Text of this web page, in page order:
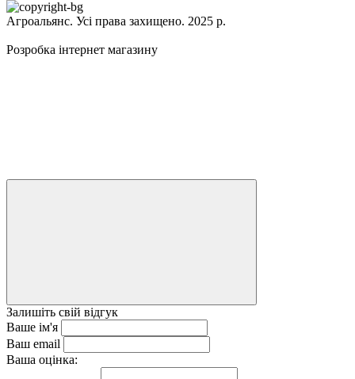
Агроальянс. Усі права захищено. 2025 р.
Розробка інтернет магазину
Залишіть свій відгук
Ваше ім'я
Ваш email
Ваша оцінка: